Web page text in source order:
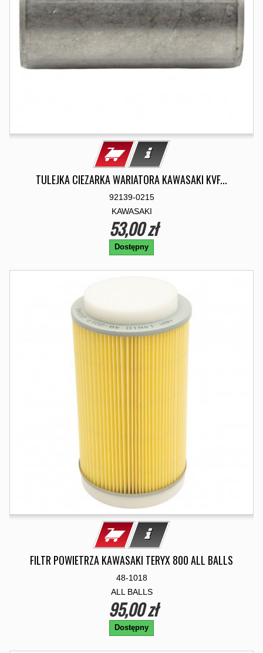
TULEJKA CIEZARKA WARIATORA KAWASAKI KVF...
92139-0215
KAWASAKI
53,00 zł
Dostępny
FILTR POWIETRZA KAWASAKI TERYX 800 ALL BALLS
48-1018
ALL BALLS
95,00 zł
Dostępny